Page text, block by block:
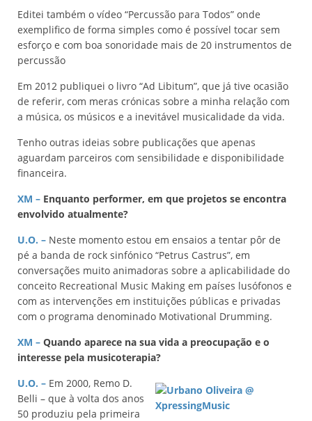
Editei também o vídeo “Percussão para Todos” onde
exemplifico de forma simples como é possível tocar sem
esforço e com boa sonoridade mais de 20 instrumentos de
percussão
Em 2012 publiquei o livro “Ad Libitum”, que já tive ocasião
de referir, com meras crónicas sobre a minha relação com
a música, os músicos e a inevitável musicalidade da vida.
Tenho outras ideias sobre publicações que apenas
aguardam parceiros com sensibilidade e disponibilidade
financeira.
XM – Enquanto performer, em que projetos se encontra
envolvido atualmente?
U.O. – Neste momento estou em ensaios a tentar pôr de
pé a banda de rock sinfónico “Petrus Castrus”, em
conversações muito animadoras sobre a aplicabilidade do
conceito Recreational Music Making em países lusófonos e
com as intervenções em instituições públicas e privadas
com o programa denominado Motivational Drumming.
XM – Quando aparece na sua vida a preocupação e o
interesse pela musicoterapia?
U.O. – Em 2000, Remo D.
Belli – que à volta dos anos
50 produziu pela primeira